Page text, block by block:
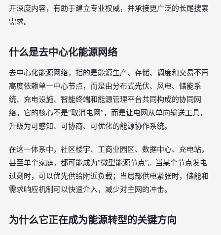
开深度内容，有助于建立专业权威，并承接更广泛的长尾搜索
需求。
什么是去中心化能源网络
去中心化能源网络，指的是能源生产、存储、调度和交易不再
高度依赖单一中心节点，而是由分布式光伏、风电、储能系
统、充电设施、智能终端和能源管理平台共同构成的协同网
络。它的核心不是“取消电网”，而是让电网从单向输送工具，
升级为可感知、可协商、可优化的能源协作系统。
在这一体系中，社区楼宇、工商业园区、数据中心、充电站，
甚至单个家庭，都可能成为“微型能源节点”。当某个节点发电
过剩时，可以优先供给附近负载；当局部供电紧张时，储能和
需求响应机制可以快速介入，减少对主网的冲击。
为什么它正在成为能源转型的关键方向